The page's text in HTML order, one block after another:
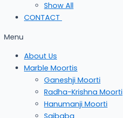
Show All
CONTACT
Menu
About Us
Marble Moortis
Ganeshji Moorti
Radha-Krishna Moorti
Hanumanji Moorti